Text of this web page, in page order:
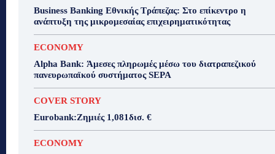
Business Banking Εθνικής Τράπεζας: Στο επίκεντρο η
ανάπτυξη της μικρομεσαίας επιχειρηματικότητας
ECONOMY
Alpha Bank: Άμεσες πληρωμές μέσω του διατραπεζικού
πανευρωπαϊκού συστήματος SEPA
COVER STORY
Eurobank:Ζημιές 1,081δισ. €
ECONOMY